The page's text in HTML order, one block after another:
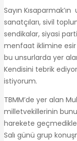
Sayın
sanatçıları, sivil
sendikalar, siyasi
menfaat iklimine esir
bu unsurlarda yer
Kendisini tebrik ediyor
istiyorum.
TBMM’de yer alan
milletvekillerinin
harekete
Salı günü grup